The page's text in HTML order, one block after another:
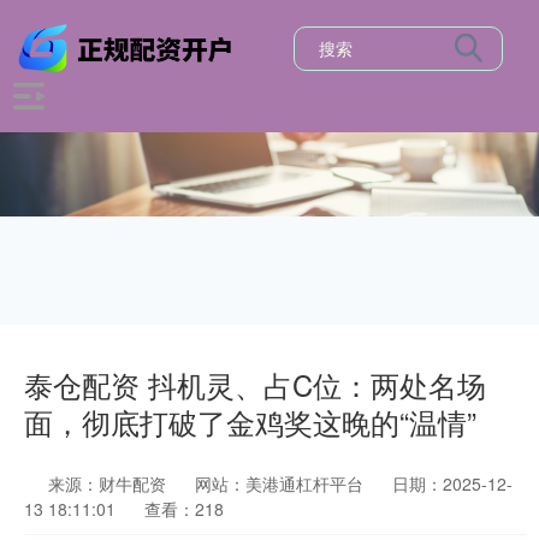
泰仓配资 抖机灵、占C位：两处名场
面，彻底打破了金鸡奖这晚的“温情”
来源：财牛配资 网站：美港通杠杆平台
日期：2025-12-
13 18:11:01
查看：218